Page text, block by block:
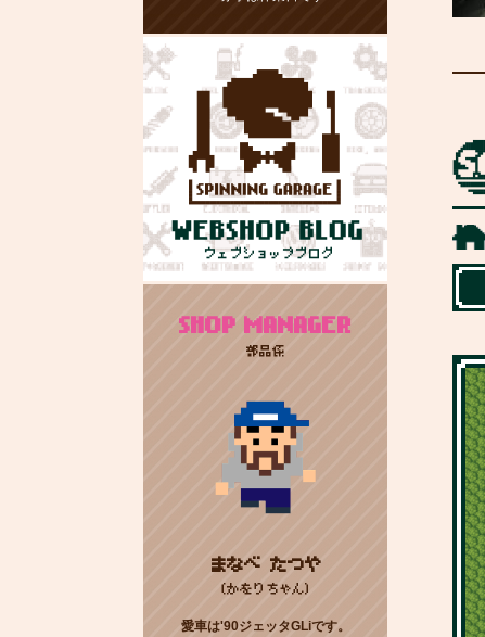
SHOP MANAGER
部品係
まなべ たつや
(かをりちゃん)
愛車は'90ジェッタGLiです。